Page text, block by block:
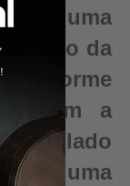
– uma
da
com a
destilado
uma